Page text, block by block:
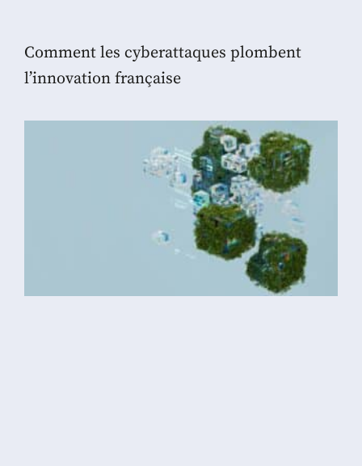
Comment les cyberattaques plombent
l’innovation française